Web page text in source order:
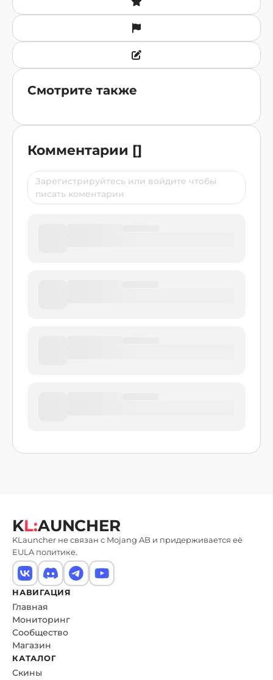
Смотрите также
Комментарии []
KL:AUNCHER
KLauncher не связан с Mojang AB и придерживается её
EULA политике.
НАВИГАЦИЯ
Главная
Мониторинг
Сообщество
Магазин
КАТАЛОГ
Скины